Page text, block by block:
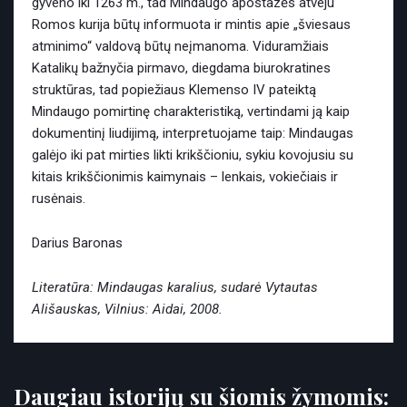
Romos kurija būtų informuota ir mintis apie „šviesaus
atminimo“ valdovą būtų neįmanoma. Viduramžiais
Katalikų bažnyčia pirmavo, diegdama biurokratines
struktūras, tad popiežiaus Klemenso IV pateiktą
Mindaugo pomirtinę charakteristiką, vertindami ją kaip
dokumentinį liudijimą, interpretuojame taip: Mindaugas
galėjo iki pat mirties likti krikščioniu, sykiu kovojusiu su
kitais krikščionimis kaimynais – lenkais, vokiečiais ir
rusėnais.
Darius Baronas
Literatūra: Mindaugas karalius, sudarė Vytautas
Ališauskas, Vilnius: Aidai, 2008.
Daugiau istorijų su šiomis žymomis: